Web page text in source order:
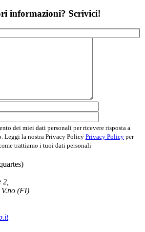
informazioni? Scrivici!
dei miei dati personali per ricevere risposta a
Leggi la nostra Privacy Policy Privacy Policy per
trattiamo i tuoi dati personali
2,
(FI)